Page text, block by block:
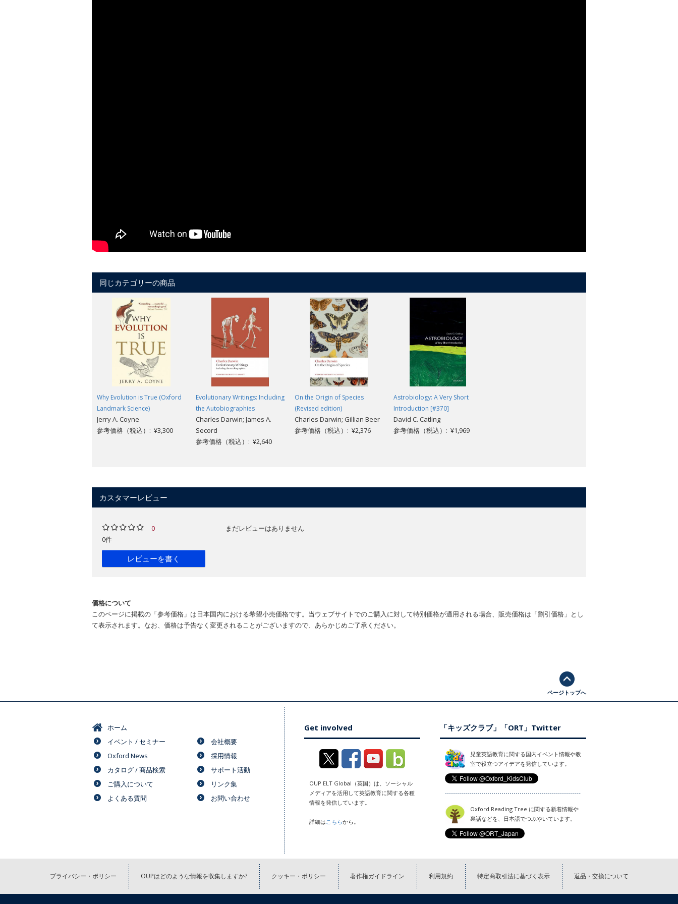
同じカテゴリーの商品
Why Evolution is True (Oxford
Landmark Science)
Jerry A. Coyne
参考価格（税込）: ¥3,300
Evolutionary Writings: Including
the Autobiographies
Charles Darwin; James A.
Secord
参考価格（税込）: ¥2,640
On the Origin of Species
(Revised edition)
Charles Darwin; Gillian Beer
参考価格（税込）: ¥2,376
Astrobiology: A Very Short
Introduction [#370]
David C. Catling
参考価格（税込）: ¥1,969
カスタマーレビュー
0
0件
レビューを書く
まだレビューはありません
価格について
このページに掲載の「参考価格」は日本国内における希望小売価格です。当ウェブサイトでのご購入に対して特別価格が適用される場合、販売価格は「割引価格」とし
て表示されます。なお、価格は予告なく変更されることがございますので、あらかじめご了承ください。
ページトップへ
ホーム
イベント / セミナー
Oxford News
カタログ / 商品検索
ご購入について
よくある質問
会社概要
採用情報
サポート活動
リンク集
お問い合わせ
Get involved
OUP ELT Global（英国）は、ソーシャル
メディアを活用して英語教育に関する各種
情報を発信しています。
詳細はこちらから。
「キッズクラブ」「ORT」Twitter
児童英語教育に関する国内イベント情報や教
室で役立つアイデアを発信しています。
Oxford Reading Tree に関する新着情報や
裏話などを、日本語でつぶやいています。
プライバシー・ポリシー OUPはどのような情報を収集しますか? クッキー・ポリシー 著作権ガイドライン 利用規約 特定商取引法に基づく表示 返品・交換について